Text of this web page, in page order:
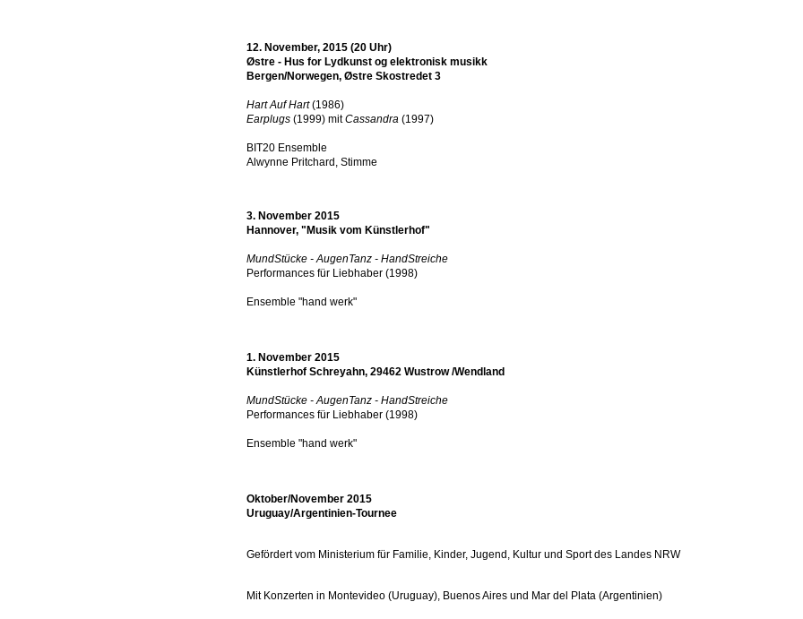
12. November, 2015 (20 Uhr)
Østre - Hus for Lydkunst og elektronisk musikk
Bergen/Norwegen, Østre Skostredet 3
Hart Auf Hart(1986)
Earplugs (1999) mitCassandra (1997)
BIT20 Ensemble
Alwynne Pritchard, Stimme
3. November 2015
Hannover, "Musik vom Künstlerhof"
MundStücke - AugenTanz - HandStreiche
Performances für Liebhaber (1998)
Ensemble "hand werk"
1. November 2015
Künstlerhof Schreyahn, 29462 Wustrow /Wendland
MundStücke - AugenTanz - HandStreiche
Performances für Liebhaber (1998)
Ensemble "hand werk"
Oktober/November 2015
Uruguay/Argentinien-Tournee
Gefördert vom Ministerium für Familie, Kinder, Jugend, Kultur und Sport des Landes NRW
Mit Konzerten in Montevideo (Uruguay), Buenos Aires und Mar del Plata (Argentinien)